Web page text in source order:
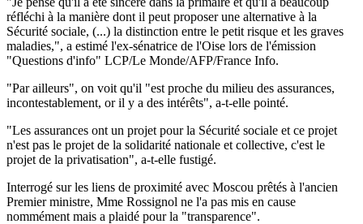
réfléchi à la manière dont il peut proposer une alternative à la
Sécurité sociale, (...) la distinction entre le petit risque et les graves
maladies,", a estimé l'ex-sénatrice de l'Oise lors de l'émission
"Questions d'info" LCP/Le Monde/AFP/France Info.
"Par ailleurs", on voit qu'il "est proche du milieu des assurances,
incontestablement, or il y a des intérêts", a-t-elle pointé.
"Les assurances ont un projet pour la Sécurité sociale et ce projet
n'est pas le projet de la solidarité nationale et collective, c'est le
projet de la privatisation", a-t-elle fustigé.
Interrogé sur les liens de proximité avec Moscou prêtés à l'ancien
Premier ministre, Mme Rossignol ne l'a pas mis en cause
nommément mais a plaidé pour la "transparence".